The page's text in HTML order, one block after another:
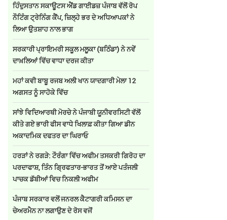
ਹਿੰਦੁਸਤਾਨ ਸਕਾਊਟਸ ਐਂਡ ਗਾਈਡਜ਼ ਪੰਜਾਬ ਵੱਲੋਂ ਰੋਪ
ਨੌਟਿੰਗ ਟ੍ਰੇਨਿੰਗ ਕੈਂਪ, ਜ਼ਿਲ੍ਹੇ ਭਰ ਦੇ ਅਧਿਆਪਕਾਂ ਨੇ
ਲਿਆ ਉਤਸ਼ਾਹ ਨਾਲ ਭਾਗ
ਸਰਕਾਰੀ ਪ੍ਰਾਇਮਰੀ ਸਕੂਲ ਮਲੂਕਾ (ਬਠਿੰਡਾ) ਨੇ ਨਵੇਂ
ਦਾਖ਼ਲਿਆਂ ਵਿੱਚ ਵਾਧਾ ਦਰਜ ਕੀਤਾ
ਮਹਾਂ ਕਵੀ ਬਾਬੂ ਰਜਬ ਅਲੀ ਖਾਨ ਯਾਦਗਾਰੀ ਮੇਲਾ 12
ਅਗਸਤ ਨੂੰ ਸਾਹੋਕੇ ਵਿੱਚ
ਸਾਂਝੇ ਵਿਦਿਆਰਥੀ ਮੋਰਚੇ ਨੇ ਪੰਜਾਬੀ ਯੂਨੀਵਰਸਿਟੀ ਵੱਲੋਂ
ਕੀਤੇ ਗਏ ਭਾਰੀ ਫੀਸ ਵਾਧੇ ਖਿਲਾਫ਼ ਕੀਤਾ ਗਿਆ ਡੀਨ
ਅਕਾਦਮਿਕ ਦਫਤਰ ਦਾ ਘਿਰਾਓ
ਹਰੜਾਂ ਨੇ ਰਗੜੇ: ਟੌਰੰਗਾ ਵਿੱਚ ਅਫੀਮ ਤਸਕਰੀ ਗਿਰੋਹ ਦਾ
ਪਰਦਾਫਾਸ਼, ਤਿੰਨ ਗ੍ਰਿਫਤਾਰ-ਭਾਰਤ ਤੋਂ ਆਏ ਪਤੰਜਲੀ
ਪਾਚਕ ਡੱਬੀਆਂ ਵਿਚ ਨਿਕਲੀ ਅਫੀਮ
ਪੰਜਾਬ ਸਰਕਾਰ ਵਲੋਂ ਜਨਰਲ ਕੈਟਾਗਰੀ ਕਮਿਸਨ ਦਾ
ਚੇਅਰਮੈਨ ਨਾ ਲਗਾਉਣ ਦੇ ਰੋਸ ਵਜੋਂ